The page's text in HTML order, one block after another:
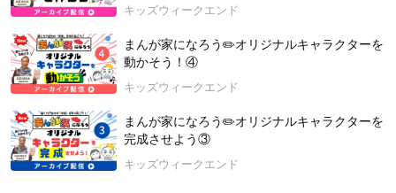
キッズウィークエンド
まんが家になろう✏️オリジナルキャラクターを
動かそう！④
キッズウィークエンド
まんが家になろう✏️オリジナルキャラクターを
完成させよう③
キッズウィークエンド